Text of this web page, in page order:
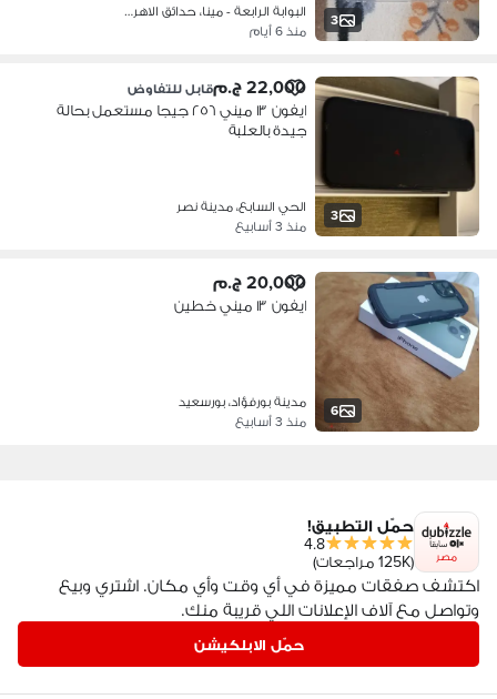
3
البوابة الرابعة - مينا، حدائق الاهر…
منذ 6 أيام
3
22,000 ج.م قابل للتفاوض
ايفون ١٣ ميني ٢٥٦ جيجا مستعمل بحالة
جيدة بالعلبة
الحي السابع، مدينة نصر
منذ 3 أسابيع
6
20,000 ج.م
ايفون ١٣ ميني خطين
مدينة بورفؤاد، بورسعيد
منذ 3 أسابيع
مصر
حمّل التطبيق!
4.8
(125K مراجعات)
اكتشف صفقات مميزة في أي وقت وأي مكان. اشتري وبيع
وتواصل مع آلاف الإعلانات اللي قريبة منك.
حمّل الابلكيشن